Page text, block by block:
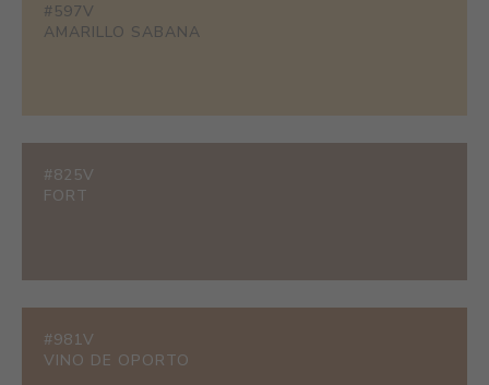
#597V
AMARILLO SABANA
#825V
FORT
#981V
VINO DE OPORTO